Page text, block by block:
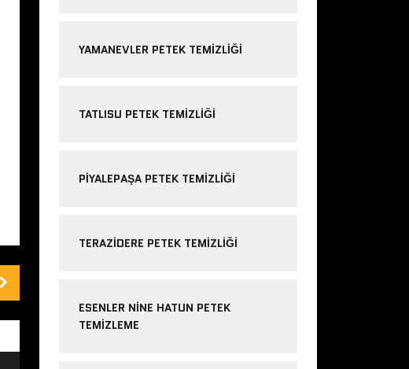
YAMANEVLER PETEK TEMIZLIĞI
TATLISU PETEK TEMIZLIĞI
PIYALEPAŞA PETEK TEMIZLIĞI
TERAZIDERE PETEK TEMIZLIĞI
ESENLER NINE HATUN PETEK
TEMIZLEME